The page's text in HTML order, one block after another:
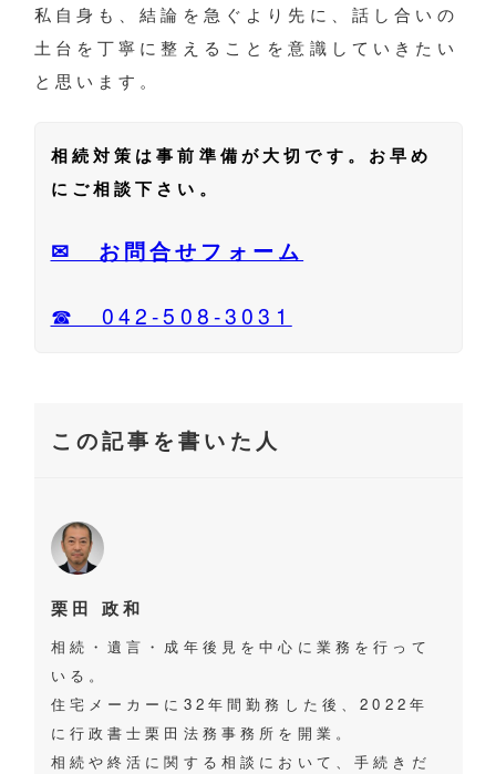
私自身も、結論を急ぐより先に、話し合いの
土台を丁寧に整えることを意識していきたい
と思います。
相続対策は事前準備が大切です。お早め
にご相談下さい。
✉ お問合せフォーム
☎ 042-508-3031
この記事を書いた人
栗田 政和
相続・遺言・成年後見を中心に業務を行って
いる。
住宅メーカーに32年間勤務した後、2022年
に行政書士栗田法務事務所を開業。
相続や終活に関する相談において、手続きだ